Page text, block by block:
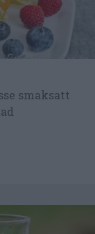
smaksatt